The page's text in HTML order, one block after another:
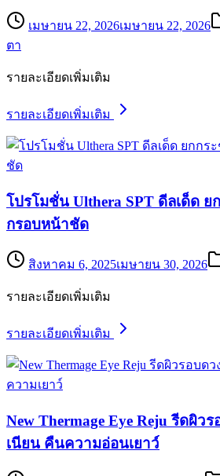
เมษายน 22, 2026เมษายน 22, 2026
ตา
รายละเอียดเพิ่มเติม
รายละเอียดเพิ่มเติม
โปรโมชั่น Ulthera SPT ดีลเด็ด ย
กรอบหน้าชัด
สิงหาคม 6, 2025เมษายน 30, 2026
รายละเอียดเพิ่มเติม
รายละเอียดเพิ่มเติม
New Thermage Eye Reju รีดผิว
เนียน คืนความอ่อนเยาว์